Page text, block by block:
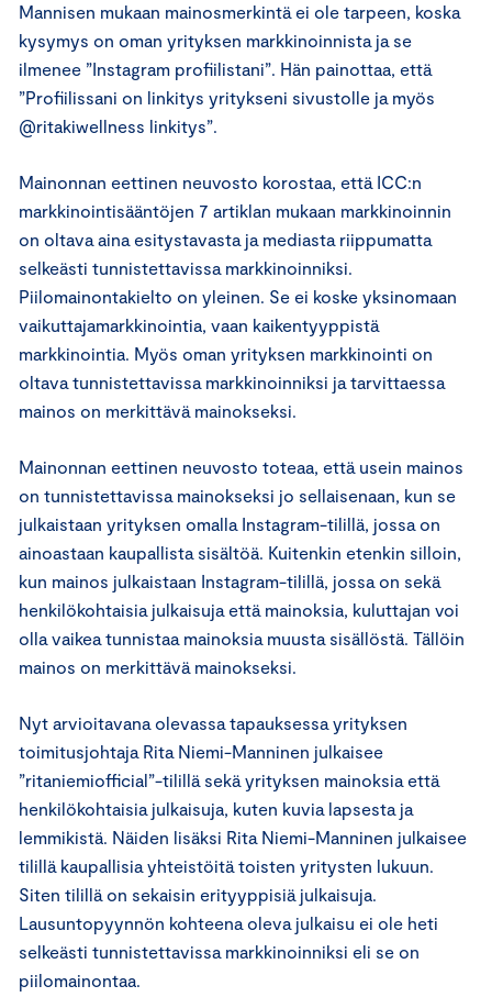
Mannisen mukaan mainosmerkintä ei ole tarpeen, koska
kysymys on oman yrityksen markkinoinnista ja se
ilmenee ”Instagram profiilistani”. Hän painottaa, että
”Profiilissani on linkitys yritykseni sivustolle ja myös
@ritakiwellness linkitys”.
Mainonnan eettinen neuvosto korostaa, että ICC:n
markkinointisääntöjen 7 artiklan mukaan markkinoinnin
on oltava aina esitystavasta ja mediasta riippumatta
selkeästi tunnistettavissa markkinoinniksi.
Piilomainontakielto on yleinen. Se ei koske yksinomaan
vaikuttajamarkkinointia, vaan kaikentyyppistä
markkinointia. Myös oman yrityksen markkinointi on
oltava tunnistettavissa markkinoinniksi ja tarvittaessa
mainos on merkittävä mainokseksi.
Mainonnan eettinen neuvosto toteaa, että usein mainos
on tunnistettavissa mainokseksi jo sellaisenaan, kun se
julkaistaan yrityksen omalla Instagram-tilillä, jossa on
ainoastaan kaupallista sisältöä. Kuitenkin etenkin silloin,
kun mainos julkaistaan Instagram-tilillä, jossa on sekä
henkilökohtaisia julkaisuja että mainoksia, kuluttajan voi
olla vaikea tunnistaa mainoksia muusta sisällöstä. Tällöin
mainos on merkittävä mainokseksi.
Nyt arvioitavana olevassa tapauksessa yrityksen
toimitusjohtaja Rita Niemi-Manninen julkaisee
”ritaniemiofficial”-tilillä sekä yrityksen mainoksia että
henkilökohtaisia julkaisuja, kuten kuvia lapsesta ja
lemmikistä. Näiden lisäksi Rita Niemi-Manninen julkaisee
tilillä kaupallisia yhteistöitä toisten yritysten lukuun.
Siten tilillä on sekaisin erityyppisiä julkaisuja.
Lausuntopyynnön kohteena oleva julkaisu ei ole heti
selkeästi tunnistettavissa markkinoinniksi eli se on
piilomainontaa.